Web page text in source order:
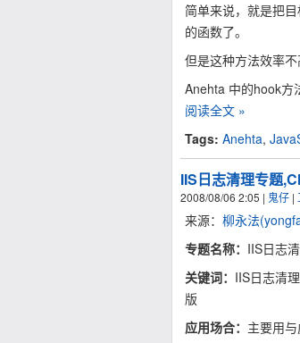
简单来说，就是把
的函数了。
但是这种方法效率
Anehta 中的hook方
阅读全文 »
Tags: Anehta,
IIS日志清理专题
2008/08/06 2:05 | 鬼仔 |
来源： 柳永法
专题名称： IIS日志
关键词： IIS日志清
版
应用场合： 主要用